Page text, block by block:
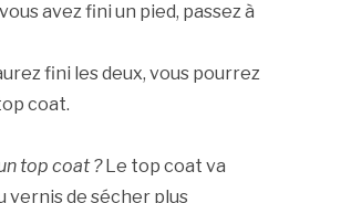
avez fini un pied, passez à
fini les deux, vous pourrez
coat.
top coat ?Le top coat va
vernis de sécher plus